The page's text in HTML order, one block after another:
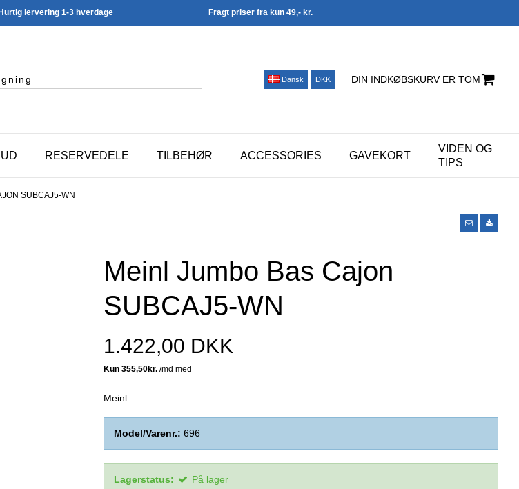
Hurtig lervering 1-3 hverdage Fragt priser fra kun 49,- kr.
Dansk DKK DIN INDKØBSKURV ER TOM
RESERVEDELE TILBEHØR ACCESSORIES GAVEKORT
VIDEN OG
TIPS
SUBCAJ5-WN
Meinl Jumbo Bas Cajon
SUBCAJ5-WN
1.422,00 DKK
Meinl
Model/Varenr.: 696
Lagerstatus: På lager